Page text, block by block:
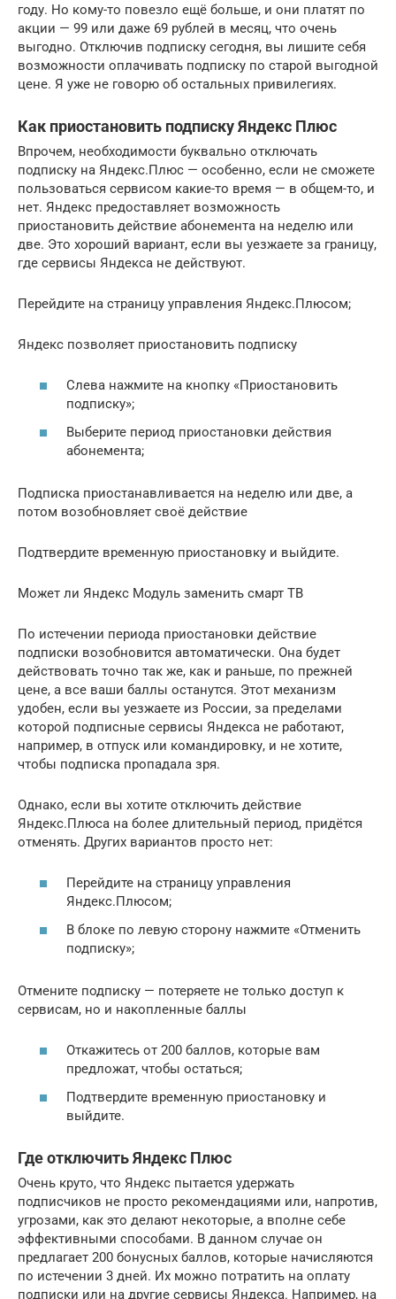
году. Но кому-то повезло ещё больше, и они платят по
акции — 99 или даже 69 рублей в месяц, что очень
выгодно. Отключив подписку сегодня, вы лишите себя
возможности оплачивать подписку по старой выгодной
цене. Я уже не говорю об остальных привилегиях.
Как приостановить подписку Яндекс Плюс
Впрочем, необходимости буквально отключать
подписку на Яндекс.Плюс — особенно, если не сможете
пользоваться сервисом какие-то время — в общем-то, и
нет. Яндекс предоставляет возможность
приостановить действие абонемента на неделю или
две. Это хороший вариант, если вы уезжаете за границу,
где сервисы Яндекса не действуют.
Перейдите на страницу управления Яндекс.Плюсом;
Яндекс позволяет приостановить подписку
Слева нажмите на кнопку «Приостановить
подписку»;
Выберите период приостановки действия
абонемента;
Подписка приостанавливается на неделю или две, а
потом возобновляет своё действие
Подтвердите временную приостановку и выйдите.
Может ли Яндекс Модуль заменить смарт ТВ
По истечении периода приостановки действие
подписки возобновится автоматически. Она будет
действовать точно так же, как и раньше, по прежней
цене, а все ваши баллы останутся. Этот механизм
удобен, если вы уезжаете из России, за пределами
которой подписные сервисы Яндекса не работают,
например, в отпуск или командировку, и не хотите,
чтобы подписка пропадала зря.
Однако, если вы хотите отключить действие
Яндекс.Плюса на более длительный период, придётся
отменять. Других вариантов просто нет:
Перейдите на страницу управления
Яндекс.Плюсом;
В блоке по левую сторону нажмите «Отменить
подписку»;
Отмените подписку — потеряете не только доступ к
сервисам, но и накопленные баллы
Откажитесь от 200 баллов, которые вам
предложат, чтобы остаться;
Подтвердите временную приостановку и
выйдите.
Где отключить Яндекс Плюс
Очень круто, что Яндекс пытается удержать
подписчиков не просто рекомендациями или, напротив,
угрозами, как это делают некоторые, а вполне себе
эффективными способами. В данном случае он
предлагает 200 бонусных баллов, которые начисляются
по истечении 3 дней. Их можно потратить на оплату
подписки или на другие сервисы Яндекса. Например, на